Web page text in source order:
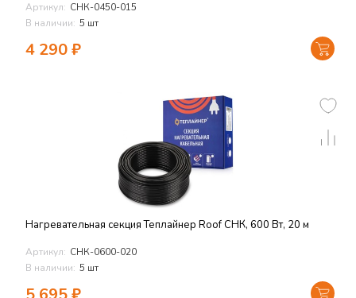
Артикул: СНК-0450-015
В наличии: 5 шт
4 290₽
Нагревательная секция Теплайнер Roof СНК, 600 Вт, 20 м
Артикул: СНК-0600-020
В наличии: 5 шт